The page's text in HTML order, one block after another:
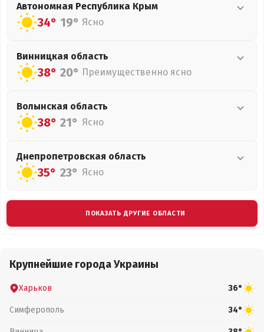
Автономная Республика Крым
34° 19° Ясно
Винницкая область
38° 20° Преимущественно ясно
Волынская область
38° 21° Ясно
Днепропетровская область
35° 23° Ясно
ПОКАЗАТЬ ДРУГИЕ ОБЛАСТИ
Крупнейшие города Украины
Харьков 36°
Симферополь 34°